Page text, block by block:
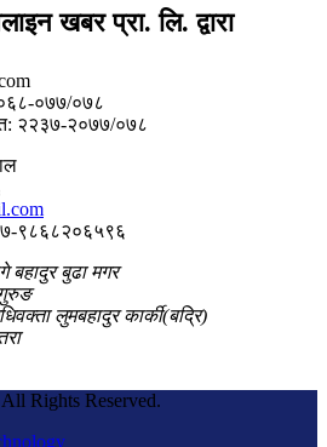
खबर प्रा. लि. द्वारा
०७७/०७८
२२३७-२०७७/०७८
९८६८२०६५९६
बहादुर बुढा मगर
लुमबहादुर कार्की(बद्रि)
Rights Reserved.